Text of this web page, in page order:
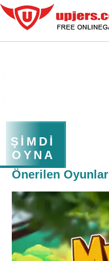
ŞIMDI
OYNA
Önerilen Oyunlar